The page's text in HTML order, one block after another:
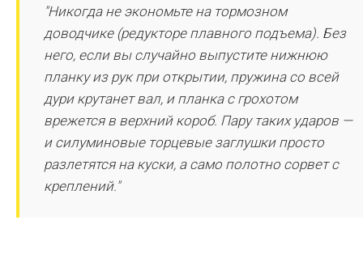
"Никогда не экономьте на тормозном
доводчике (редукторе плавного подъема). Без
него, если вы случайно выпустите нижнюю
планку из рук при открытии, пружина со всей
дури крутанет вал, и планка с грохотом
врежется в верхний короб. Пару таких ударов —
и силуминовые торцевые заглушки просто
разлетятся на куски, а само полотно сорвет с
креплений."